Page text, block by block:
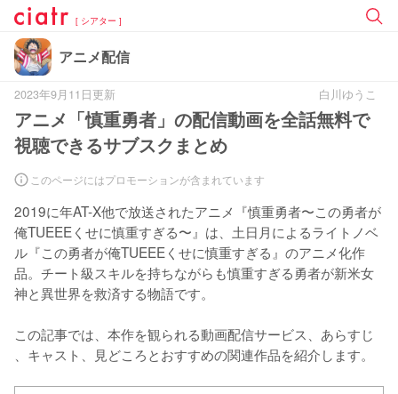
[ シアター ]
アニメ配信
2023年9月11日更新 白川ゆうこ
アニメ「慎重勇者」の配信動画を全話無料で
視聴できるサブスクまとめ
このページにはプロモーションが含まれています
2019に年AT-X他で放送されたアニメ『慎重勇者〜この勇者が
俺TUEEEくせに慎重すぎる〜』は、土日月によるライトノベ
ル『この勇者が俺TUEEEくせに慎重すぎる』のアニメ化作
品。チート級スキルを持ちながらも慎重すぎる勇者が新米女
神と異世界を救済する物語です。
この記事では、本作を観られる動画配信サービス、あらすじ
、キャスト、見どころとおすすめの関連作品を紹介します。